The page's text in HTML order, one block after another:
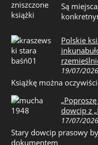
Są
Polskie
19/07/2026
Książkę można
dowcip z
17/07/2026
Stary dowcip prasowy
dokumentem